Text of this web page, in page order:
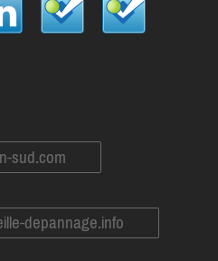
sud.com
depannage.info